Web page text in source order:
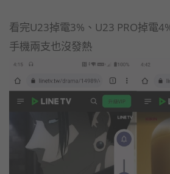
看完U23掉電3%、U23 PRO掉電
手機兩支也沒發熱